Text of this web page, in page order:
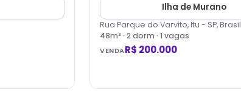
Ilha de Murano
Rua Parque do Varvito, Itu - SP, Brasil
48m² ·2dorm · 1 vagas
VENDAR$ 200.000